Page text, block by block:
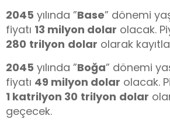
2045 yılında ”Base” dönemi
fiyatı 13 milyon dolar olacak.
280 trilyon dolar olarak
2045 yılında ”Boğa” dönemi
fiyatı 49 milyon dolar olacak.
1 katrilyon 30 trilyon dolar
geçecek.